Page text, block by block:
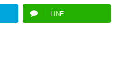
LINE